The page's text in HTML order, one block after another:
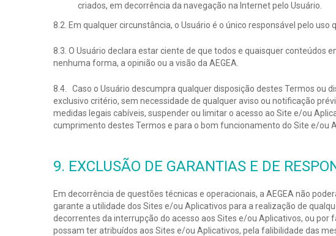
criados, em decorrência da navegação na Internet pelo Usuário.
8.2. Em qualquer circunstância, o Usuário é o único responsável pelo
8.3. O Usuário declara estar ciente de que todos e quaisquer
nenhuma forma, a opinião ou a visão da AEGEA.
8.4. Caso o Usuário descumpra qualquer disposição destes Termos ou
exclusivo critério, sem necessidade de qualquer aviso ou notificação
medidas legais cabíveis, suspender ou limitar o acesso ao Site e/ou
cumprimento destes Termos e para o bom funcionamento do Site e/ou
9. EXCLUSÃO DE GARANTIAS E DE
Em decorrência de questões técnicas e operacionais, a AEGEA não
garante a utilidade dos Sites e/ou Aplicativos para a realização de
decorrentes da interrupção do acesso aos Sites e/ou Aplicativos, ou
possam ter atribuídos aos Sites e/ou Aplicativos, pela falibilidade das